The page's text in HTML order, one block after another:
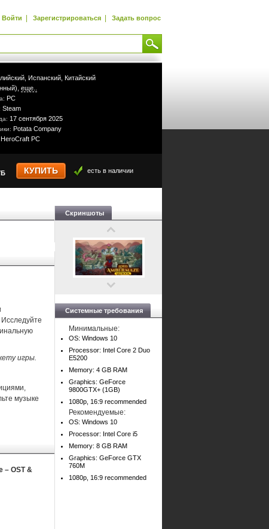
Войти | Зарегистрироваться | Задать вопрос
Испанский, Китайский
еще..
PC
Steam
17 сентября 2025
Potata Company
HeroCraft PC
КУПИТЬ есть в наличии
игры.
музыке
– OST &
Скриншоты
Системные требования
Минимальные:
OS: Windows 10
Processor: Intel Core 2 Duo
E5200
Memory: 4 GB RAM
Graphics: GeForce
9800GTX+ (1GB)
1080p, 16:9 recommended
Рекомендуемые:
OS: Windows 10
Processor: Intel Core i5
Memory: 8 GB RAM
Graphics: GeForce GTX
760M
1080p, 16:9 recommended